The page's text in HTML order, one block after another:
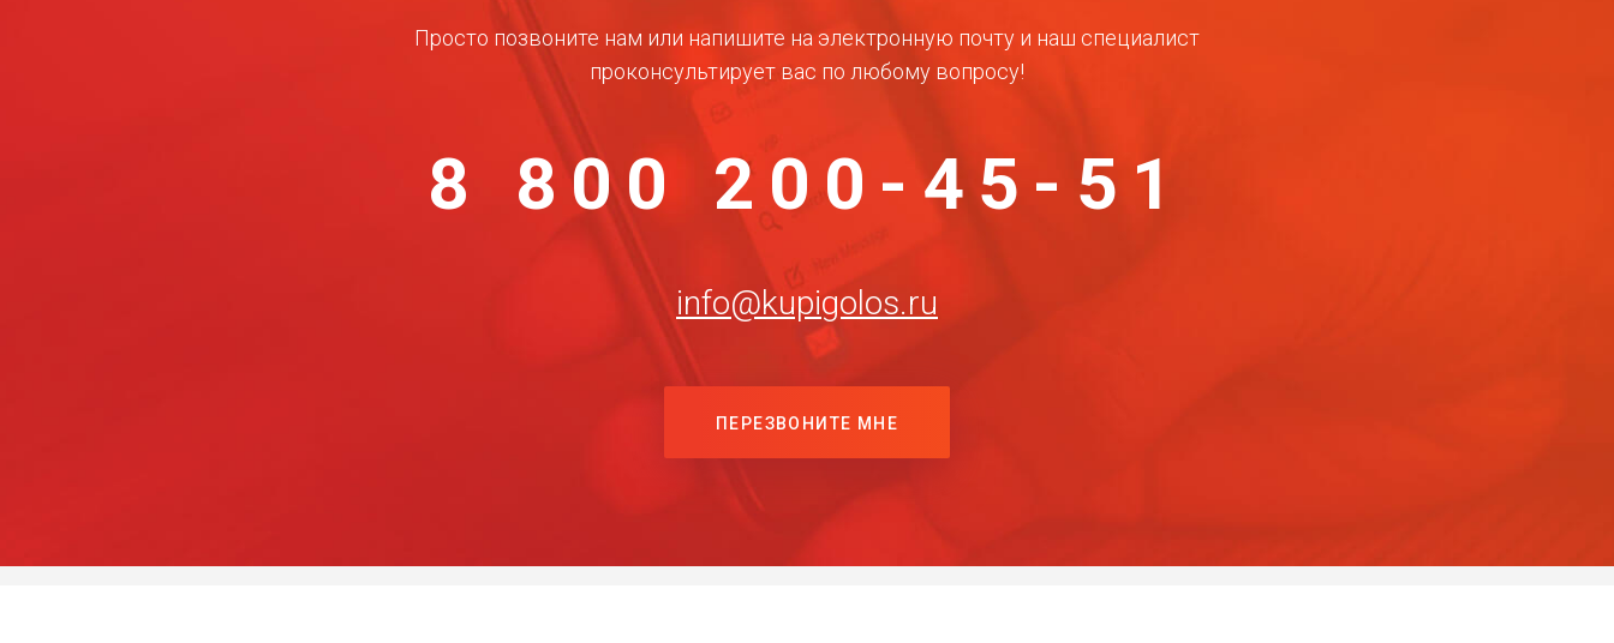
Просто позвоните нам или напишите на электронную почту и наш специалист
проконсультирует вас по любому вопросу!
8 800 200-45-51
info@kupigolos.ru
ПЕРЕЗВОНИТЕ МНЕ